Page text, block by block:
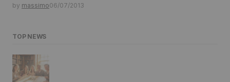
by massimo06/07/2013
TOP NEWS